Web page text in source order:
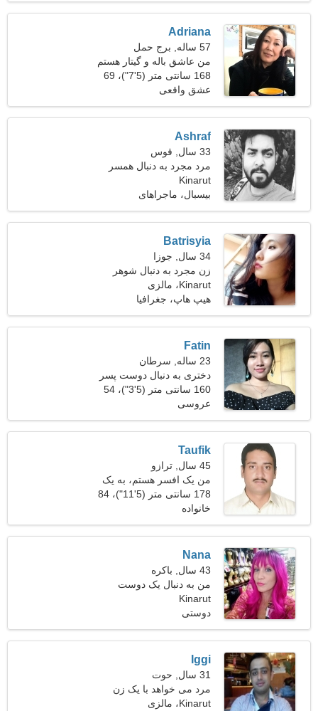
Adriana
57 ساله, برج حمل
من عاشق باله و گیتار هستم
168 سانتی متر (5'7")، 69
کیلوگرم (152 پوند)
عشق واقعی
Ashraf
33 سال, قوس
مرد مجرد به دنبال همسر
Kinarut
بیسبال، ماجراهای
Batrisyia
34 سال, جوزا
زن مجرد به دنبال شوهر
Kinarut، مالزی
هیپ هاپ، جغرافیا
Fatin
23 ساله, سرطان
دختری به دنبال دوست پسر
160 سانتی متر (5'3")، 54
کیلوگرم (119 پوند)
عروسی
Taufik
45 سال, ترازو
من یک افسر هستم، به یک
زن فوق العاده نیاز دارم 178 سانتی متر (5'11")، 84
کیلوگرم (185 پوند)
خانواده
Nana
43 سال, باکره
من به دنبال یک دوست
تناسب اندام فوق العاده
هستم
Kinarut
دوستی
Iggi
31 سال, حوت
مرد می خواهد با یک زن
ملاقات کند 23-30
Kinarut، مالزی